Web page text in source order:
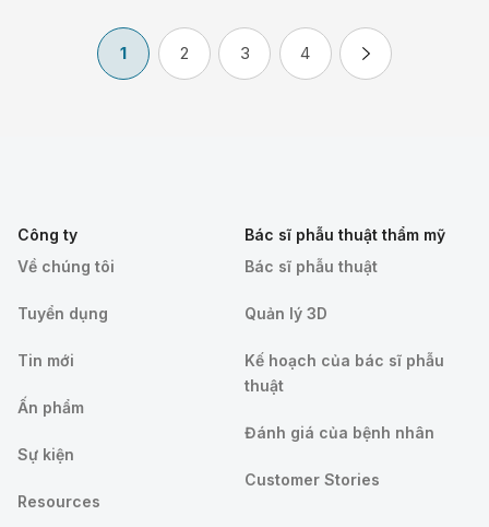
1 2 3 4
Công ty
Về chúng tôi
Tuyển dụng
Tin mới
Ấn phẩm
Sự kiện
Resources
Bác sĩ phẫu thuật thẩm mỹ
Bác sĩ phẫu thuật
Quản lý 3D
Kế hoạch của bác sĩ phẫu
thuật
Đánh giá của bệnh nhân
Customer Stories